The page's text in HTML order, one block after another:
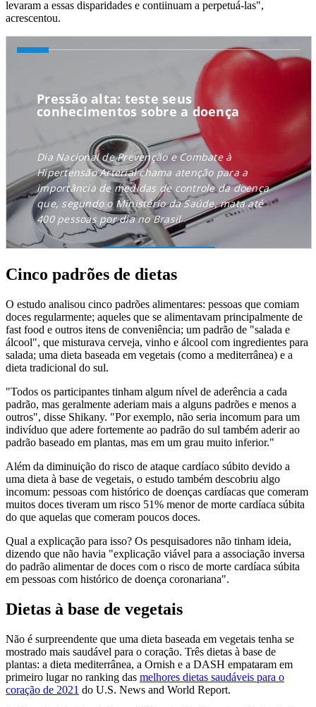
levaram a essas disparidades e contiinuam a perpetuá-las",
acrescentou.
Cinco padrões de dietas
O estudo analisou cinco padrões alimentares: pessoas que comiam
doces regularmente; aqueles que se alimentavam principalmente de
fast food e outros itens de conveniência; um padrão de "salada e
álcool", que misturava cerveja, vinho e álcool com ingredientes para
salada; uma dieta baseada em vegetais (como a mediterrânea) e a
dieta tradicional do sul.
"Todos os participantes tinham algum nível de aderência a cada
padrão, mas geralmente aderiam mais a alguns padrões e menos a
outros", disse Shikany. "Por exemplo, não seria incomum para um
indivíduo que adere fortemente ao padrão do sul também aderir ao
padrão baseado em plantas, mas em um grau muito inferior."
Além da diminuição do risco de ataque cardíaco súbito devido a
uma dieta à base de vegetais, o estudo também descobriu algo
incomum: pessoas com histórico de doenças cardíacas que comeram
muitos doces tiveram um risco 51% menor de morte cardíaca súbita
do que aquelas que comeram poucos doces.
Qual a explicação para isso? Os pesquisadores não tinham ideia,
dizendo que não havia "explicação viável para a associação inversa
do padrão alimentar de doces com o risco de morte cardíaca súbita
em pessoas com histórico de doença coronariana".
Dietas à base de vegetais
Não é surpreendente que uma dieta baseada em vegetais tenha se
mostrado mais saudável para o coração. Três dietas à base de
plantas: a dieta mediterrânea, a Ornish e a DASH empataram em
primeiro lugar no ranking das melhores dietas saudáveis para o
coração de 2021 do U.S. News and World Report.